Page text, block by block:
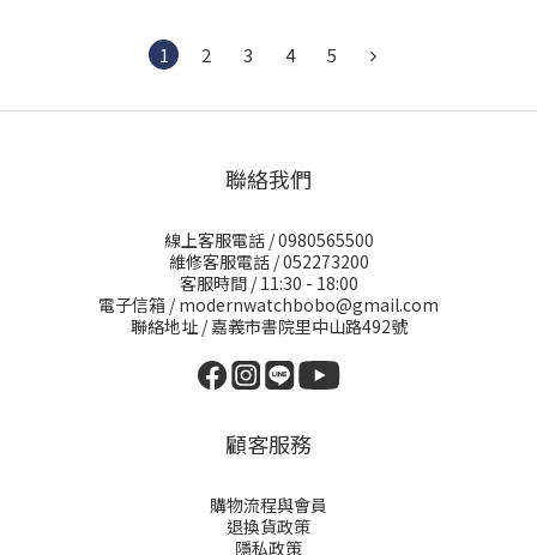
1 2 3 4 5
聯絡我們
線上客服電話 / 0980565500
維修客服電話 / 052273200
客服時間 / 11:30 - 18:00
電子信箱 / modernwatchbobo@gmail.com
聯絡地址 / 嘉義市書院里中山路492號
顧客服務
購物流程與會員
退換貨政策
隱私政策